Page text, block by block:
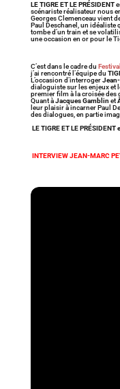
LE TIGRE ET LE PRÉSIDENT
scénariste réalisateur nous
Georges Clemenceau vient
Paul Deschanel, un idéaliste
tombe d’un train et se
une occasion en or pour le
C’est dans le cadre du
j’ai rencontré l’équipe du
L’occasion d’interroger
dialoguiste sur les enjeux et
premier film à la croisée des
Quant àJacques Gamblin et
leur plaisir à incarner Paul
des dialogues, en partie
LE TIGRE ET LE
INTERVIEW JEAN-MARC